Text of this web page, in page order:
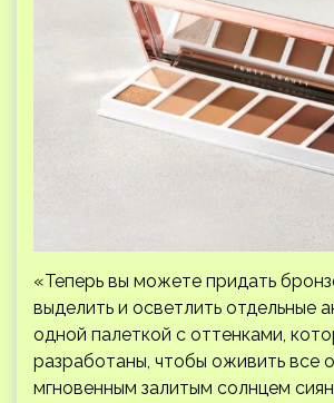
«Теперь вы можете придать
выделить и осветлить отдельные
одной палеткой с оттенками,
разработаны, чтобы оживить все
мгновенным залитым солнцем